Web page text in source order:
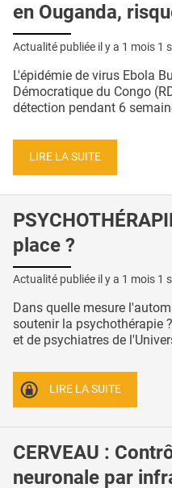
en Ouganda,
Actualité publiée il y a 1 mois 1
L'épidémie de virus Ebola
Démocratique du Congo
détection pendant 6
LIRE LA SUITE
place ?
Actualité publiée il y a 1 mois 1
Dans quelle mesure
soutenir la psychothérapie
et de psychiatres de
LIRE LA SUITE
CERVEAU :
neuronale par